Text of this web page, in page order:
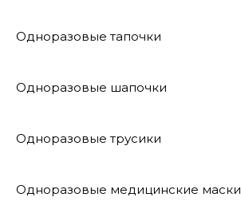
Одноразовые тапочки
Одноразовые шапочки
Одноразовые трусики
Одноразовые медицинские маски